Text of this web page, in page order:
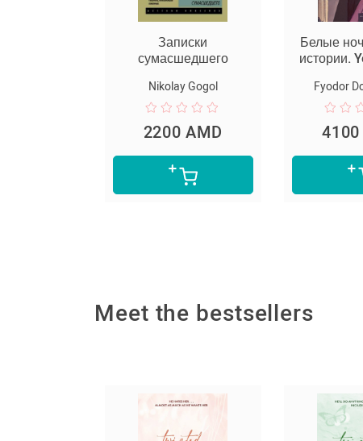
Белые ночи. Вечные
истории. Young Adult
Fyodor Dostoevsky
Meet the bestsellers